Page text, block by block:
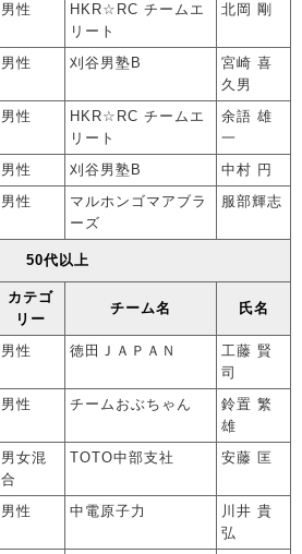
男性
HKR☆RC チームエ
リート
北岡 剛
男性 刈谷男塾B
宮崎 喜
久男
男性
HKR☆RC チームエ
リート
余語 雄
一
男性 刈谷男塾B 中村 円
男性
マルホンゴマアブラ
ーズ
服部輝志
50代以上
カテゴ
リー
チーム名 氏名
男性 徳田ＪＡＰＡＮ
工藤 賢
司
男性 チームおぶちゃん
鈴置 繁
雄
男女混
合
TOTO中部支社 安藤 匡
男性 中電原子力
川井 貴
弘